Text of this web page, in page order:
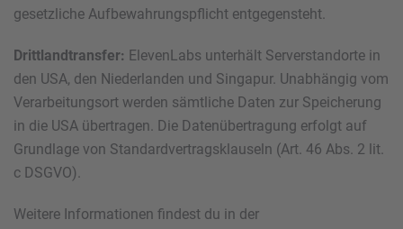
gesetzliche Aufbewahrungspflicht entgegensteht.
Drittlandtransfer: ElevenLabs unterhält Serverstandorte in
den USA, den Niederlanden und Singapur. Unabhängig vom
Verarbeitungsort werden sämtliche Daten zur Speicherung
in die USA übertragen. Die Datenübertragung erfolgt auf
Grundlage von Standardvertragsklauseln (Art. 46 Abs. 2 lit.
c DSGVO).
Weitere Informationen findest du in der